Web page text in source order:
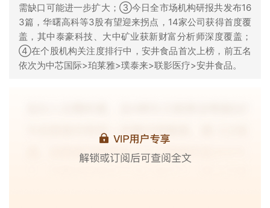
需缺口可能进一步扩大；③今日全市场机构研报共发布16
3篇，华曙高科等3股有望迎来拐点，14家公司获得首度覆
盖，其中泰豪科技、大中矿业获新财富分析师深度覆盖；
④在个股机构关注度排行中，安井食品首次上榜，前五名
依次为中芯国际>珀莱雅>璞泰来>联影医疗>安井食品。